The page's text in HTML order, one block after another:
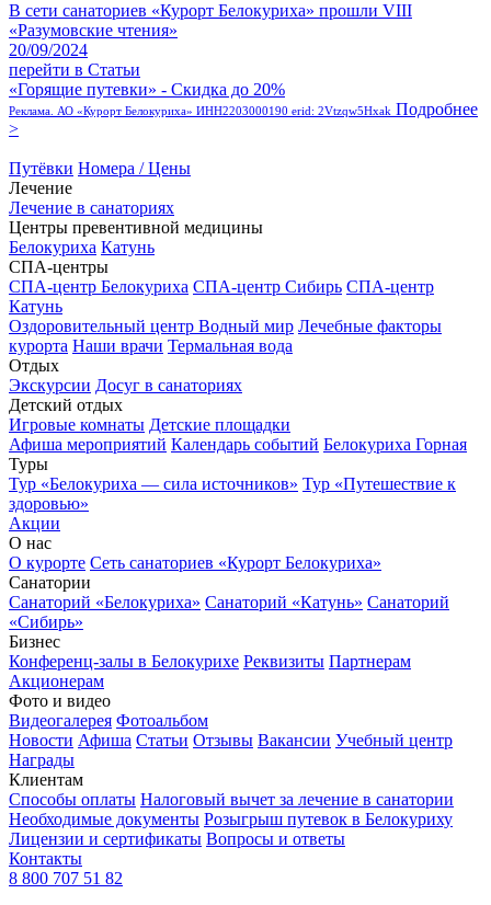
В сети санаториев «Курорт Белокуриха» прошли VIII
«Разумовские чтения»
20/09/2024
перейти в Статьи
«Горящие путевки» - Скидка до 20%
Реклама. АО «Курорт Белокуриха» ИНН2203000190 erid: 2Vtzqw5Hxak Подробнее
>
Путёвки Номера / Цены
Лечение
Лечение в санаториях
Центры превентивной медицины
Белокуриха Катунь
СПА-центры
СПА-центр Белокуриха СПА-центр Сибирь СПА-центр
Катунь
Оздоровительный центр Водный мир Лечебные факторы
курорта Наши врачи Термальная вода
Отдых
Экскурсии Досуг в санаториях
Детский отдых
Игровые комнаты Детские площадки
Афиша мероприятий Календарь событий Белокуриха Горная
Туры
Тур «Белокуриха — сила источников» Тур «Путешествие к
здоровью»
Акции
О нас
О курорте Сеть санаториев «Курорт Белокуриха»
Санатории
Санаторий «Белокуриха» Санаторий «Катунь» Санаторий
«Сибирь»
Бизнес
Конференц-залы в Белокурихе Реквизиты Партнерам
Акционерам
Фото и видео
Видеогалерея Фотоальбом
Новости Афиша Статьи Отзывы Вакансии Учебный центр
Награды
Клиентам
Способы оплаты Налоговый вычет за лечение в санатории
Необходимые документы Розыгрыш путевок в Белокуриху
Лицензии и сертификаты Вопросы и ответы
Контакты
8 800 707 51 82